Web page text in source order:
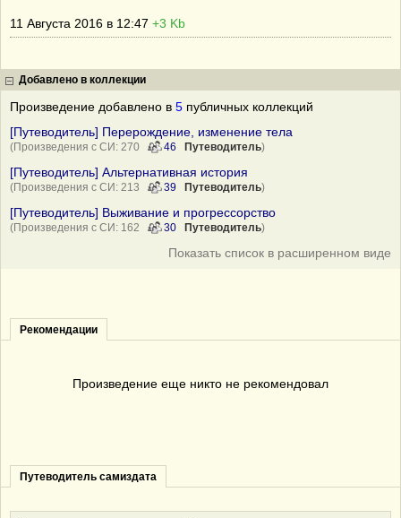
11 Августа 2016 в 12:47 +3 Kb
Добавлено в коллекции
Произведение добавлено в 5 публичных коллекций
[Путеводитель] Перерождение, изменение тела
(Произведения с СИ: 270 46 Путеводитель)
[Путеводитель] Альтернативная история
(Произведения с СИ: 213 39 Путеводитель)
[Путеводитель] Выживание и прогрессорство
(Произведения с СИ: 162 30 Путеводитель)
Показать список в расширенном виде
Рекомендации
Произведение еще никто не рекомендовал
Путеводитель самиздата